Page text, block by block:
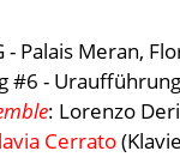
- Palais Meran,
#6 -
: Lorenzo
Cerrato